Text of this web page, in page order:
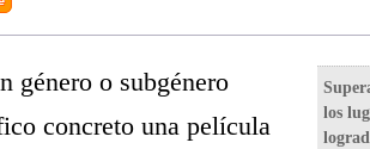
los
género o subgénero
concreto una película